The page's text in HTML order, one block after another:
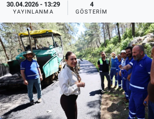
30.04.2026 - 13:29
YAYINLANMA
4
GÖSTERIM
Tüm Haberler
İletişim
Künye
Süper Lig Puan Durumu ve Fikstür
Tüm Manşetler
Son Dakika Haberleri
Haber Arşivi